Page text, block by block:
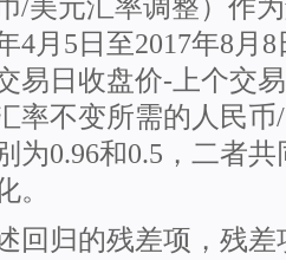
/美元汇率调整）作
4月5日至2017年8月
易日收盘价-上个交
率不变所需的人民
为0.96和0.5，二者
。
回归的残差项，残差